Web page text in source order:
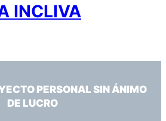
INCLIVA
PERSONAL SIN ÁNIMO
DE LUCRO